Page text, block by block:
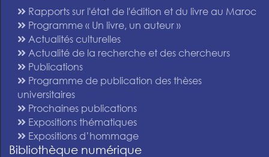
Rapports sur l'état de l'édition et du livre au Maroc
Programme « Un livre, un auteur »
Actualités culturelles
Actualité de la recherche et des chercheurs
Publications
Programme de publication des thèses
universitaires
Prochaines publications
Expositions thématiques
Expositions d’hommage
Bibliothèque numérique